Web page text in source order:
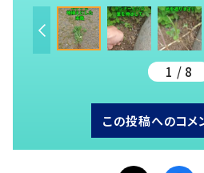
1 / 8
この投稿へのコメ